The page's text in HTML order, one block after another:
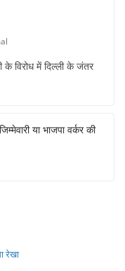
के विरोध में दिल्ली के जंतर
या भाजपा वर्कर की
रेखा